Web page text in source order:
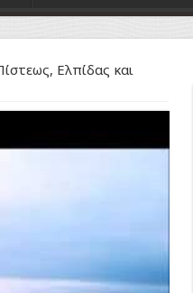
Ελπίδας και